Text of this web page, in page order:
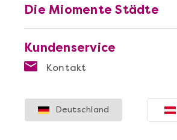
Kundenservice
Kontakt
Die Miomente Städte
Deutschland